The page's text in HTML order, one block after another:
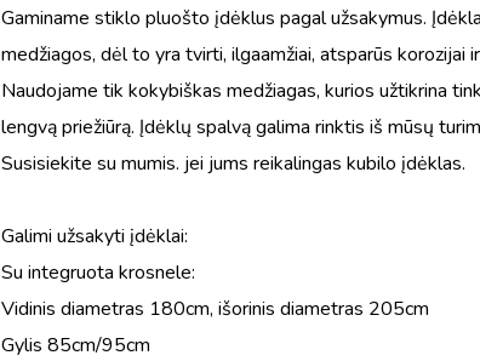
Gaminame stiklo pluošto įdėklus pagal užsakymus.
medžiagos, dėl to yra tvirti, ilgaamžiai, atsparūs korozijai
Naudojame tik kokybiškas medžiagas, kurios užtikrina
lengvą priežiūrą. Įdėklų spalvą galima rinktis iš mūsų
Susisiekite su mumis. jei jums reikalingas kubilo įdėklas.
Galimi užsakyti įdėklai:
Su integruota krosnele:
Vidinis diametras 180cm, išorinis diametras 205cm
Gylis 85cm/95cm